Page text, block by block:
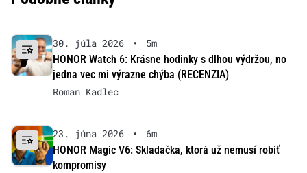
30. júla 2026 •
5m
HONOR Watch 6: Krásne hodinky s dlhou výdržou, no
jedna vec mi výrazne chýba (RECENZIA)
Roman Kadlec
23. júna 2026 •
6m
HONOR Magic V6: Skladačka, ktorá už nemusí robiť
kompromisy